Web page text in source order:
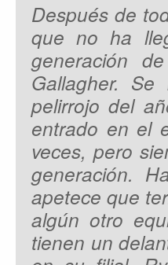
Después de
que no ha
generación
Gallagher.
pelirrojo del
entrado en el
veces, pero
generación.
apetece que
algún otro
tienen un